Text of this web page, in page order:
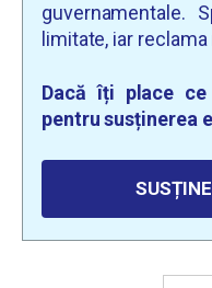
guvernamentale.
limitate, iar
Dacă îți place
pentru susținerea